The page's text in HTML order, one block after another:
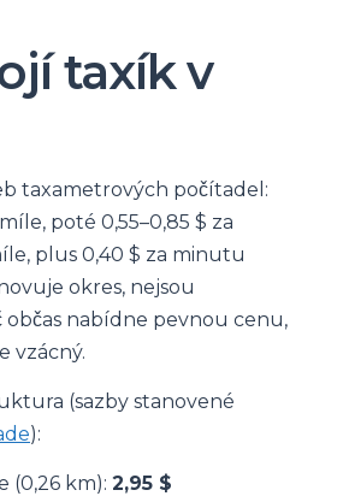
taxík v
taxametrových počítadel:
poté 0,55–0,85 $ za
plus 0,40 $ za minutu
okres, nejsou
občas nabídne pevnou cenu,
vzácný.
(sazby stanovené
):
(0,26 km): 2,95 $